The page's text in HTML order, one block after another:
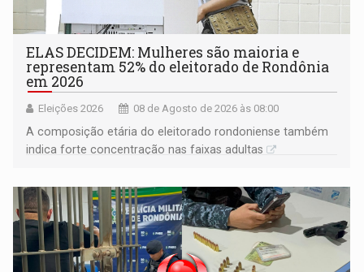
ELAS DECIDEM: Mulheres são maioria e
representam 52% do eleitorado de Rondônia
em 2026
Eleições 2026 08 de Agosto de 2026 às 08:00
A composição etária do eleitorado rondoniense também
indica forte concentração nas faixas adultas